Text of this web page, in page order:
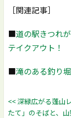
［関連記事］
■道の駅きつれ
テイクアウト！
■滝のある釣り
<< 深緑広がる蓬山
たて」のそばと、